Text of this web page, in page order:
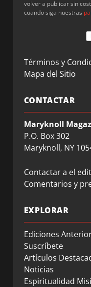
volver a publicar sin
cuando siga nuestras
Términos y
Mapa del Sitio
CONTACTAR
Maryknoll
P.O. Box 302
Maryknoll, NY
Contactar a el
Comentarios y
EXPLORAR
Ediciones
Suscríbete
Artículos
Noticias
Espiritualidad